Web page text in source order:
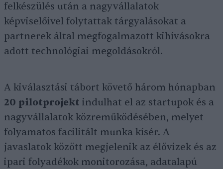
felkészülés után a nagyvállalatok
képviselőivel folytattak tárgyalásokat a
partnerek által megfogalmazott kihívásokra
adott technológiai megoldásokról.
A kiválasztási tábort követő három hónapban
20 pilotprojekt indulhat el az startupok és a
nagyvállalatok közreműködésében, melyet
folyamatos facilitált munka kísér. A
javaslatok között megjelenik az élővizek és az
ipari folyadékok monitorozása, adatalapú